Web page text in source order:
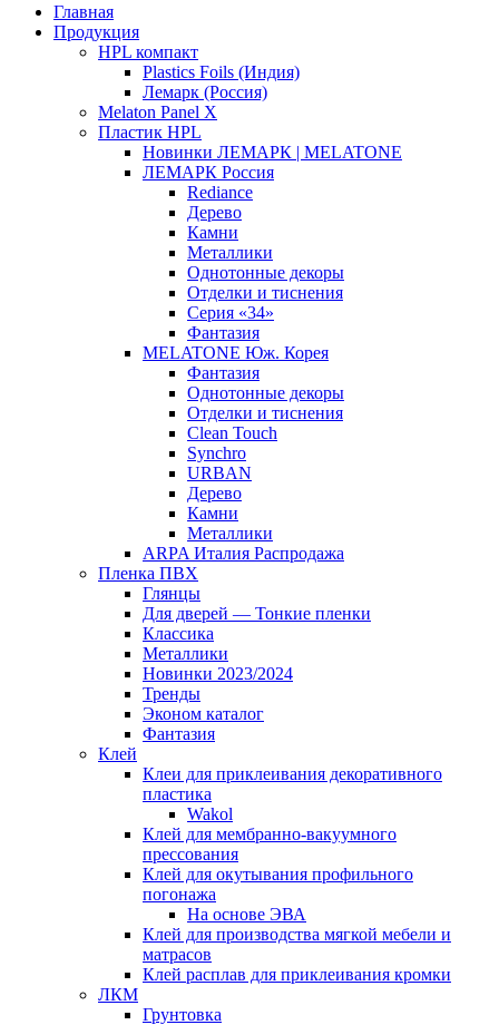
Главная
Продукция
HPL компакт
Plastics Foils (Индия)
Лемарк (Россия)
Melaton Panel X
Пластик HPL
Новинки ЛЕМАРК | MELATONE
ЛЕМАРК Россия
Rediance
Дерево
Камни
Металлики
Однотонные декоры
Отделки и тиснения
Серия «34»
Фантазия
MELATONE Юж. Корея
Фантазия
Однотонные декоры
Отделки и тиснения
Clean Touch
Synchro
URBAN
Дерево
Камни
Металлики
ARPA Италия Распродажа
Пленка ПВХ
Глянцы
Для дверей — Тонкие пленки
Классика
Металлики
Новинки 2023/2024
Тренды
Эконом каталог
Фантазия
Клей
Клеи для приклеивания декоративного
пластика
Wakol
Клей для мембранно-вакуумного
прессования
Клей для окутывания профильного
погонажа
На основе ЭВА
Клей для производства мягкой мебели и
матрасов
Клей расплав для приклеивания кромки
ЛКМ
Грунтовка